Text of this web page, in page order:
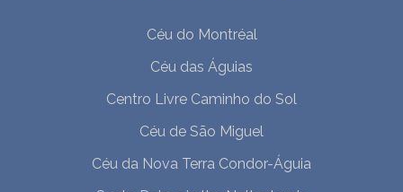
Céu do Montréal
Céu das Águias
Centro Livre Caminho do Sol
Céu de São Miguel
Céu da Nova Terra Condor-Águia